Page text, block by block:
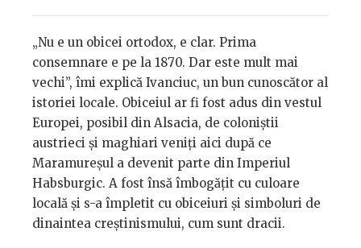
„Nu e un obicei ortodox, e clar. Prima
consemnare e pe la 1870. Dar este mult mai
vechi”, îmi explică Ivanciuc, un bun cunoscător al
istoriei locale. Obiceiul ar fi fost adus din vestul
Europei, posibil din Alsacia, de coloniștii
austrieci și maghiari veniți aici după ce
Maramureșul a devenit parte din Imperiul
Habsburgic. A fost însă îmbogățit cu culoare
locală și s-a împletit cu obiceiuri și simboluri de
dinaintea creștinismului, cum sunt dracii.